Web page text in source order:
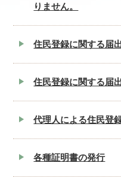
りません。
住民登録に関する届
住民登録に関する届
代理人による住民登
各種証明書の発行